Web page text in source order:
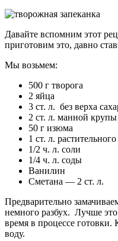
Давайте вспомним этот
приготовим это, давно
Мы возьмем:
500 г творога
2 яйца
3 ст. л. без верха
2 ст. л. манной крупы
50 г изюма
1 ст. л.
1/2 ч. л. соли
1/4 ч. л. соды
Ванилин
Сметана — 2 ст. л.
Предварительно
немного разбух. Лучше это
время в процессе готовки.
воду.